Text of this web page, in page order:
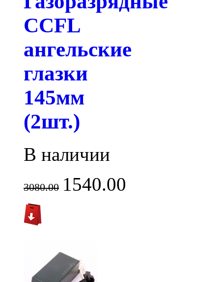
CCFL
ангельские
глазки
145мм
(2шт.)
В наличии
3080.00 1540.00